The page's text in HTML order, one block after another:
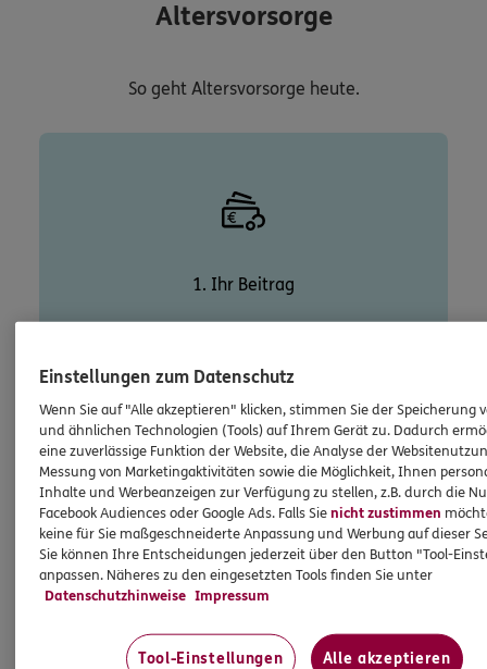
Altersvorsorge
So geht Altersvorsorge heute.
1. Ihr Beitrag
Überlegen Sie, wie viel Sie monatlich
vom Nettoeinkommen sollten es sein.
Einstellungen zum Datenschutz
Wenn Sie auf "Alle akzeptieren" klicken, stimmen Sie der Speicherung
und ähnlichen Technologien (Tools) auf Ihrem Gerät zu. Dadurch
eine zuverlässige Funktion der Website, die Analyse der
Messung von Marketingaktivitäten sowie die Möglichkeit, Ihnen
Inhalte und Werbeanzeigen zur Verfügung zu stellen, z.B. durch die
Facebook Audiences oder Google Ads. Falls Sienicht zustimmen
keine für Sie maßgeschneiderte Anpassung und Werbung auf dieser
Sie können Ihre Entscheidungen jederzeit über den Button "Tool-
anpassen. Näheres zu den eingesetzten Tools finden Sie unter
Datenschutzhinweise Impressum
Tool-Einstellungen Alle akzeptieren